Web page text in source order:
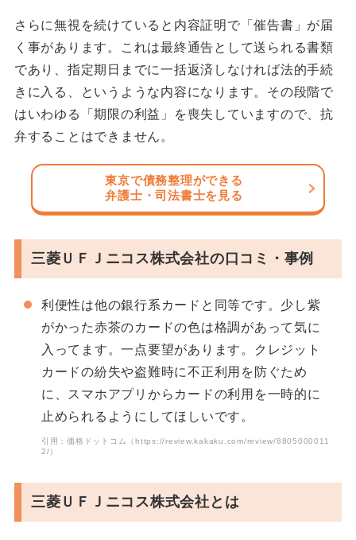
さらに無視を続けていると内容証明で「催告書」が届
く事があります。これは最終通告として送られる書類
であり、指定期日までに一括返済しなければ法的手続
きに入る、というような内容になります。その段階で
はいわゆる「期限の利益」を喪失していますので、抗
弁することはできません。
東京で債務整理ができる
弁護士・司法書士を見る
三菱ＵＦＪニコス株式会社の口コミ・事例
利便性は他の銀行系カードと同等です。少し紫
がかった赤茶のカードの色は格調があって気に
入ってます。一点要望があります。クレジット
カードの紛失や盗難時に不正利用を防ぐため
に、スマホアプリからカードの利用を一時的に
止められるようにしてほしいです。
引用：価格ドットコム（https://review.kakaku.com/review/8805000011
2/）
三菱ＵＦＪニコス株式会社とは